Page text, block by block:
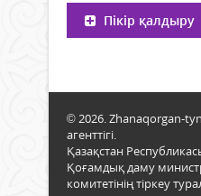
Пікір қалдыру
© 2026. Zhanaqorgan-
агенттігі.
Қазақстан
Қоғамдық даму
комитетінің тіркеу